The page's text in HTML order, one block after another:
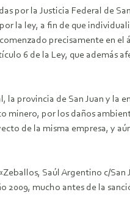
por la Justicia Federal de
la ley, a fin de que
precisamente en el
6 de la Ley, que además
provincia de San Juan y la
por los daños
de la misma empresa, y
Saúl Argentino c/San
mucho antes de la